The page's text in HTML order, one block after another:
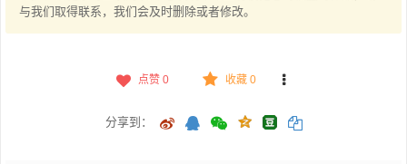
与我们取得联系，我们会及时删除或者修改。
点赞 0 收藏 0
分享到：